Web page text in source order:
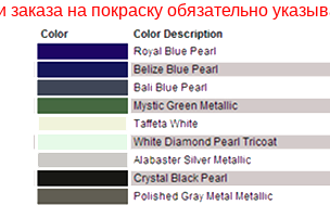
на покраску обязательно